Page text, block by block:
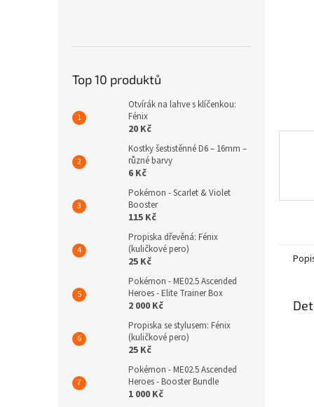
Top 10 produktů
Otvírák na lahve s klíčenkou:
Fénix
20 Kč
Kostky šestistěnné D6 – 16mm –
různé barvy
6 Kč
Pokémon - Scarlet & Violet
Booster
115 Kč
Propiska dřevěná: Fénix
(kuličkové pero)
25 Kč
Pokémon - ME02.5 Ascended
Heroes - Elite Trainer Box
2 000 Kč
Propiska se stylusem: Fénix
(kuličkové pero)
25 Kč
Pokémon - ME02.5 Ascended
Heroes - Booster Bundle
1 000 Kč